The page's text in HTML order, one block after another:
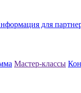
для
Мастер-классы